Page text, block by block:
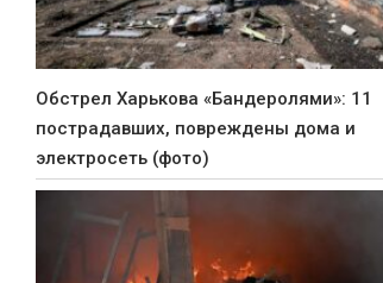
Обстрел Харькова «Бандеролями»: 11
пострадавших, повреждены дома и
электросеть (фото)